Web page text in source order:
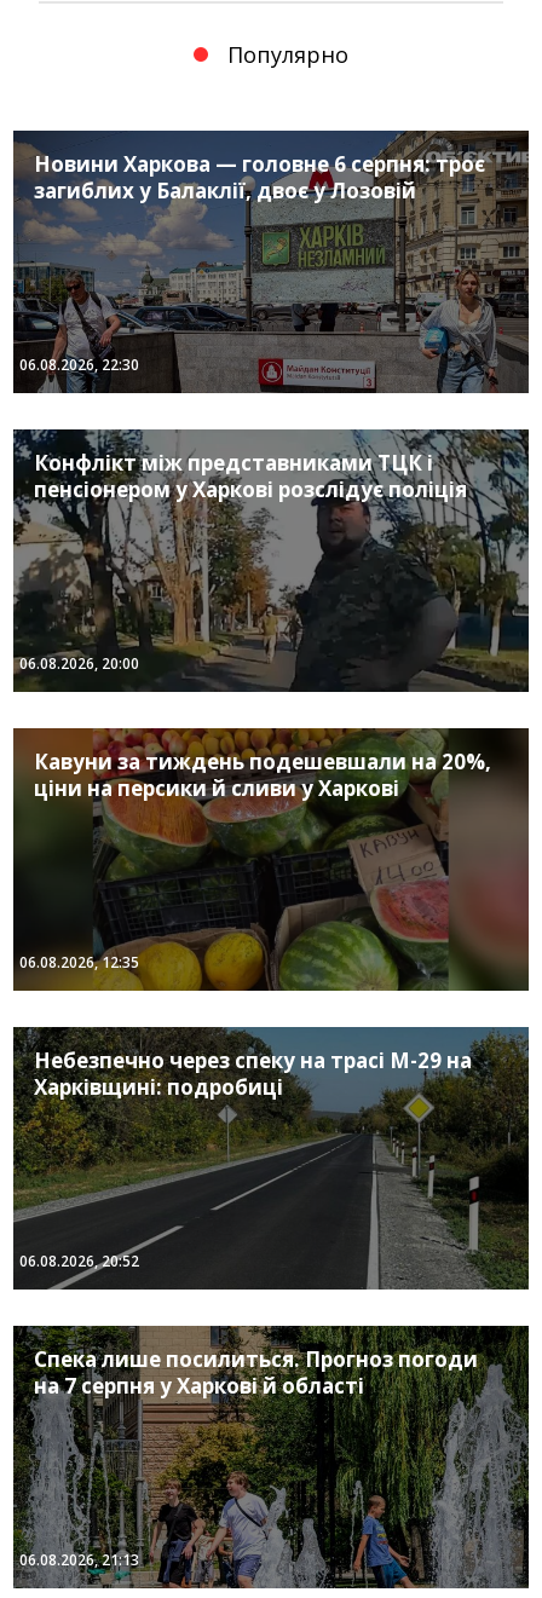
Популярно
Новини Харкова — головне 6 серпня: троє
загиблих у Балаклії, двоє у Лозовій
06.08.2026, 22:30
Конфлікт між представниками ТЦК і
пенсіонером у Харкові розслідує поліція
06.08.2026, 20:00
Кавуни за тиждень подешевшали на 20%,
ціни на персики й сливи у Харкові
06.08.2026, 12:35
Небезпечно через спеку на трасі М-29 на
Харківщині: подробиці
06.08.2026, 20:52
Спека лише посилиться. Прогноз погоди
на 7 серпня у Харкові й області
06.08.2026, 21:13